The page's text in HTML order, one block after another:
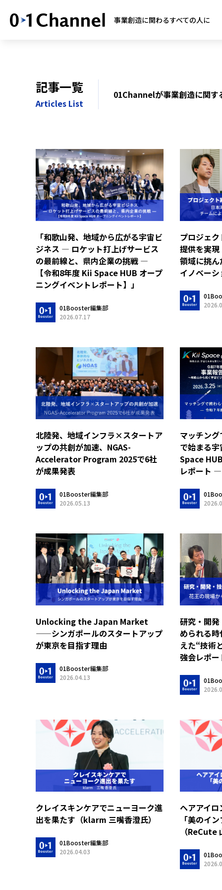
事業創造に関わるすべての人に
記事一覧
Articles List
01Channelが事業創造に関す
「和歌山発、地域から広がる宇宙ビ
ジネス ― ロケット打上げサービス
の最前線と、県内企業の挑戦 ―
【令和8年度 Kii Space HUB オープ
ニングイベントレポート】」
01Booster編集部
2026.07.17
プロジェ
提供を実
領域に挑
イノベー
北陸発、地域インフラ×スタートア
ップの共創が加速、NGAS-
Accelerator Program 2025で6社
が成果発表
01Booster編集部
2026.05.13
マッチン
で始まる
Space
レポート ―
Unlocking the Japan Market
——シンガポールのスタートアップ
が東京を目指す理由
01Booster編集部
2026.04.13
研究・開
められる
えた“技術
強会レポー
クレイスキンケアでニューヨーク進
出を果たす（klarm 三嘴香澄氏）
01Booster編集部
2026.04.03
ヘアアイ
「美のイ
（ReCute